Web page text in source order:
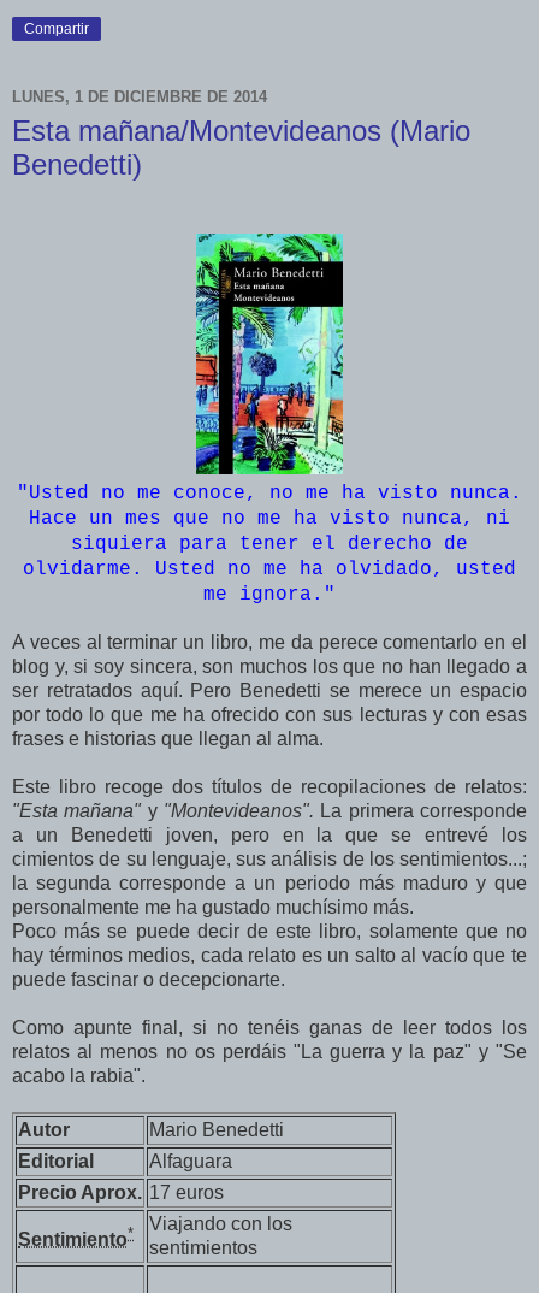
Compartir
LUNES, 1 DE DICIEMBRE DE 2014
Esta mañana/Montevideanos (Mario
Benedetti)
"Usted no me conoce, no me ha visto nunca.
Hace un mes que no me ha visto nunca, ni
siquiera para tener el derecho de
olvidarme. Usted no me ha olvidado, usted
me ignora. "
A veces al terminar un libro, me da perece comentarlo en el
blog y, si soy sincera, son muchos los que no han llegado a
ser retratados aquí. Pero Benedetti se merece un espacio
por todo lo que me ha ofrecido con sus lecturas y con esas
frases e historias que llegan al alma.
Este libro recoge dos títulos de recopilaciones de relatos:
"Esta mañana" y "Montevideanos". La primera corresponde
a un Benedetti joven, pero en la que se entrevé los
cimientos de su lenguaje, sus análisis de los sentimientos...;
la segunda corresponde a un periodo más maduro y que
personalmente me ha gustado muchísimo más.
Poco más se puede decir de este libro, solamente que no
hay términos medios, cada relato es un salto al vacío que te
puede fascinar o decepcionarte.
Como apunte final, si no tenéis ganas de leer todos los
relatos al menos no os perdáis "La guerra y la paz" y "Se
acabo la rabia".
Autor
Mario Benedetti
Editorial
Alfaguara
Precio Aprox. 17 euros
Sentimiento*
Viajando con los
sentimientos